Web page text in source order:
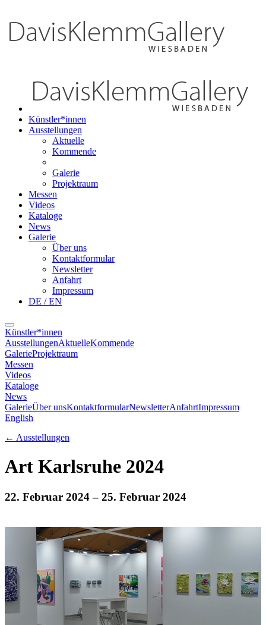
Künstler*innen
Ausstellungen
Aktuelle
Kommende
Galerie
Projektraum
Messen
Videos
Kataloge
News
Galerie
Über uns
Kontaktformular
Newsletter
Anfahrt
Impressum
DE / EN
Künstler*innen
AusstellungenAktuelleKommende
GalerieProjektraum
Messen
Videos
Kataloge
News
GalerieÜber unsKontaktformularNewsletterAnfahrtImpressum
English
← Ausstellungen
Art Karlsruhe 2024
22. Februar 2024– 25. Februar 2024